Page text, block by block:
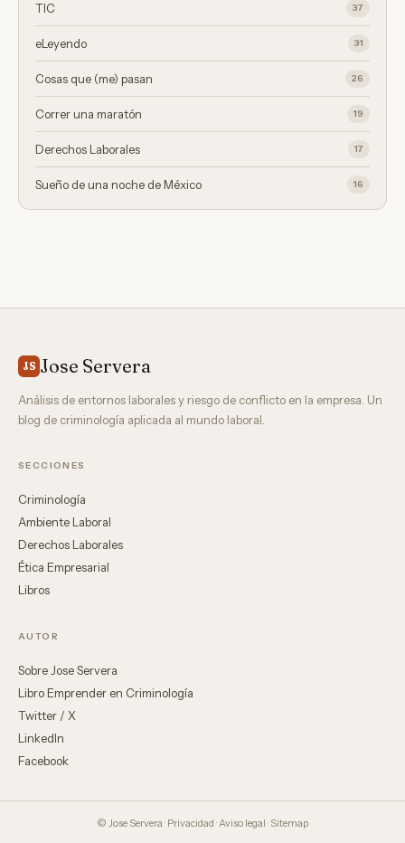
TIC 37
eLeyendo 31
Cosas que (me) pasan 26
Correr una maratón 19
Derechos Laborales 17
Sueño de una noche de México 16
JS Jose Servera
Análisis de entornos laborales y riesgo de conflicto en la empresa. Un
blog de criminología aplicada al mundo laboral.
SECCIONES
Criminología
Ambiente Laboral
Derechos Laborales
Ética Empresarial
Libros
AUTOR
Sobre Jose Servera
Libro Emprender en Criminología
Twitter / X
LinkedIn
Facebook
© Jose Servera · Privacidad ·Aviso legal · Sitemap